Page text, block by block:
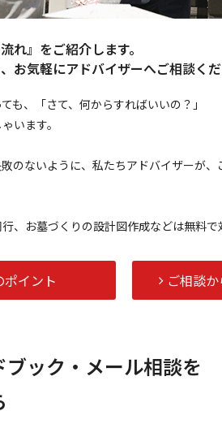
れ』をご紹介します。
お気軽にアドバイザーへご相談くだ
も、「さて、何からすればいいの？」
います。
のないように、私たちアドバイザーが
、お墓づくりの設計図作成などは無料で
イント ご相談
ック・メール相談を